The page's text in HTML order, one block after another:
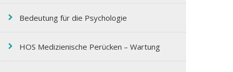
Bedeutung für die Psychologie
HOS Medizienische Perücken – Wartung